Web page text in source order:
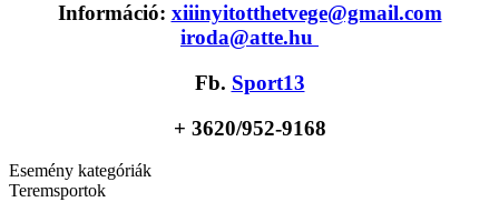
Információ: xiiinyitotthetvege@gmail.com
iroda@atte.hu
Fb. Sport13
+ 3620/952-9168
Esemény kategóriák
Teremsportok